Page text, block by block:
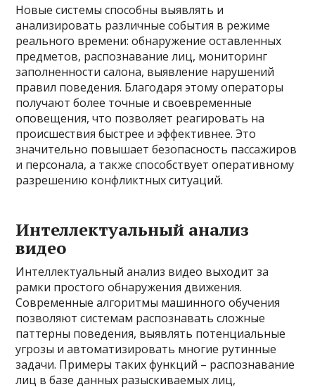
Новые системы способны выявлять и
анализировать различные события в режиме
реального времени: обнаружение оставленных
предметов, распознавание лиц, мониторинг
заполненности салона, выявление нарушений
правил поведения. Благодаря этому операторы
получают более точные и своевременные
оповещения, что позволяет реагировать на
происшествия быстрее и эффективнее. Это
значительно повышает безопасность пассажиров
и персонала, а также способствует оперативному
разрешению конфликтных ситуаций.
Интеллектуальный анализ
видео
Интеллектуальный анализ видео выходит за
рамки простого обнаружения движения.
Современные алгоритмы машинного обучения
позволяют системам распознавать сложные
паттерны поведения, выявлять потенциальные
угрозы и автоматизировать многие рутинные
задачи. Примеры таких функций – распознавание
лиц в базе данных разыскиваемых лиц,